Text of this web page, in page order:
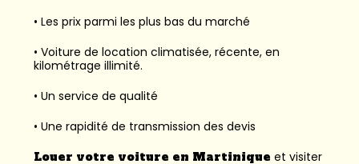
• Les prix parmi les plus bas du marché
• Voiture de location climatisée, récente, en
kilométrage illimité.
• Un service de qualité
• Une rapidité de transmission des devis
Louer votre voiture en Martinique et visiter